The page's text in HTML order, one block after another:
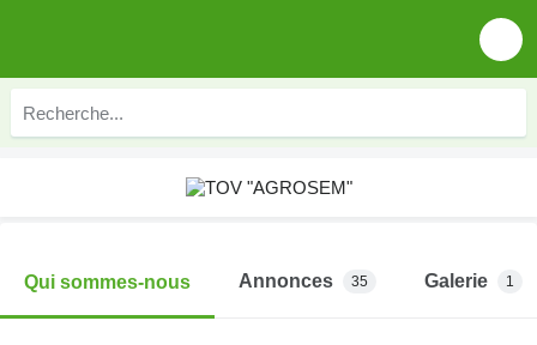
Qui sommes-nous Annonces 35 Galerie 1